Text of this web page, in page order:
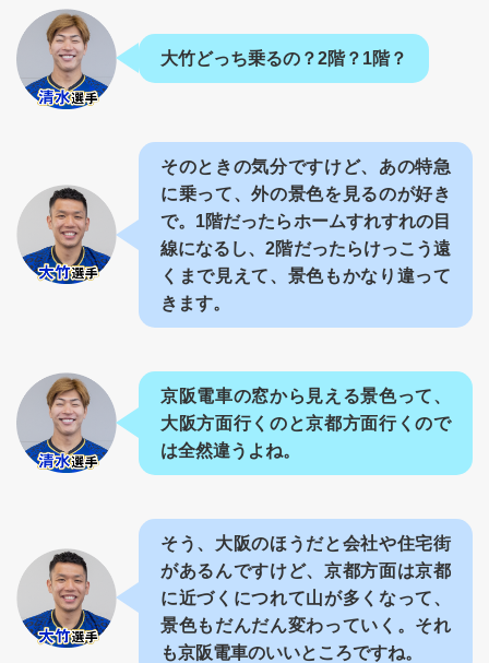
大竹どっち乗るの？2階？1階？
そのときの気分ですけど、あの特急
に乗って、外の景色を見るのが好き
で。1階だったらホームすれすれの目
線になるし、2階だったらけっこう遠
くまで見えて、景色もかなり違って
きます。
京阪電車の窓から見える景色って、
大阪方面行くのと京都方面行くので
は全然違うよね。
そう、大阪のほうだと会社や住宅街
があるんですけど、京都方面は京都
に近づくにつれて山が多くなって、
景色もだんだん変わっていく。それ
も京阪電車のいいところですね。